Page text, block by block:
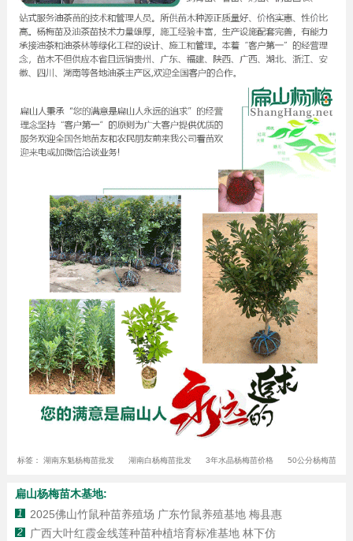
标签： 湖南东魁杨梅苗批发 湖南白杨梅苗批发 3年水晶杨梅苗价格 50公分杨梅苗批发
扁山杨梅苗木基地:
1 2025佛山竹鼠种苗养殖场 广东竹鼠养殖基地 梅县惠
2 广西大叶红霞金线莲种苗种植培育标准基地 林下仿